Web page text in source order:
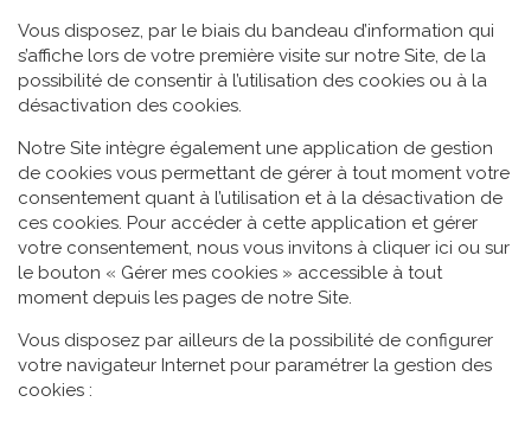
Vous disposez, par le biais du bandeau d’information qui
s’affiche lors de votre première visite sur notre Site, de la
possibilité de consentir à l’utilisation des cookies ou à la
désactivation des cookies.
Notre Site intègre également une application de gestion
de cookies vous permettant de gérer à tout moment votre
consentement quant à l’utilisation et à la désactivation de
ces cookies. Pour accéder à cette application et gérer
votre consentement, nous vous invitons à cliquer ici ou sur
le bouton « Gérer mes cookies » accessible à tout
moment depuis les pages de notre Site.
Vous disposez par ailleurs de la possibilité de configurer
votre navigateur Internet pour paramétrer la gestion des
cookies :